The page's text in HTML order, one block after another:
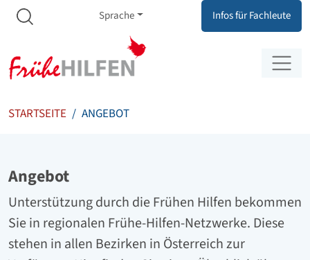
Zum Inhalt springen
Zur Navigation springen
Meta Navigation
Sprache Infos für Fachleute
STARTSEITE ANGEBOT
Angebot
Unterstützung durch die Frühen Hilfen bekommen
Sie in regionalen Frühe-Hilfen-Netzwerke. Diese
stehen in allen Bezirken in Österreich zur